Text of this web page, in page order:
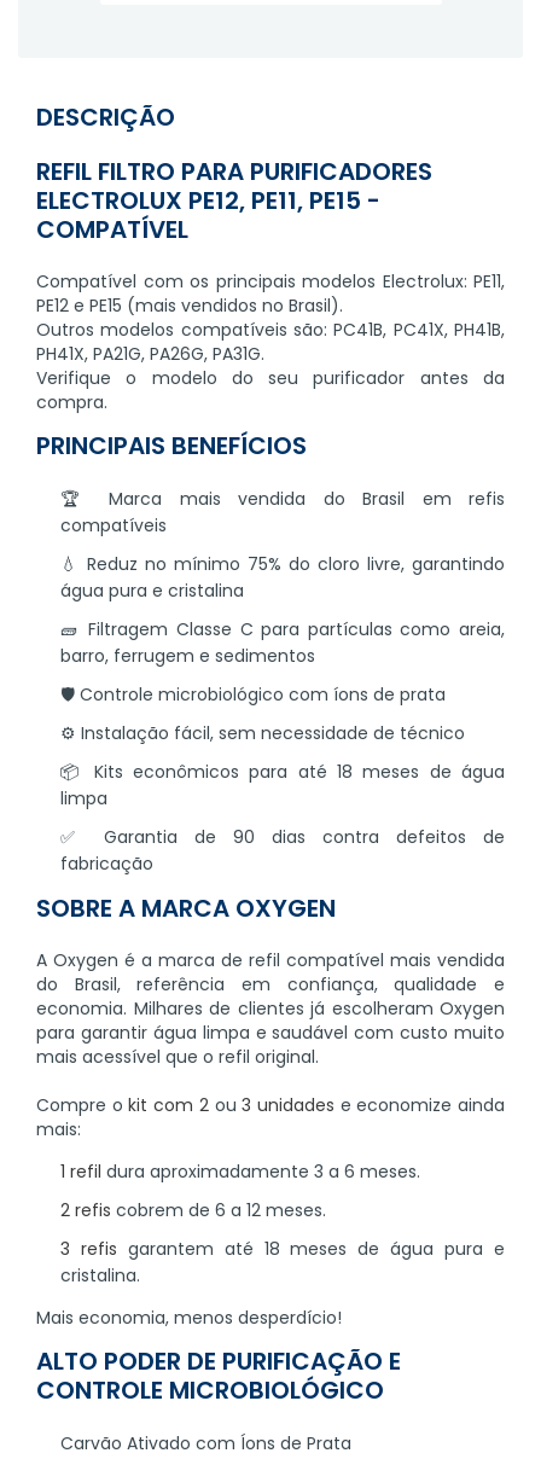
DESCRIÇÃO
REFIL FILTRO PARA PURIFICADORES
ELECTROLUX PE12, PE11, PE15 -
COMPATÍVEL
Compatível com os principais modelos Electrolux: PE11,
PE12 e PE15 (mais vendidos no Brasil).
Outros modelos compatíveis são: PC41B, PC41X, PH41B,
PH41X, PA21G, PA26G, PA31G.
Verifique o modelo do seu purificador antes da
compra.
PRINCIPAIS BENEFÍCIOS
🏆 Marca mais vendida do Brasil em refis
compatíveis
💧 Reduz no mínimo 75% do cloro livre, garantindo
água pura e cristalina
🧱 Filtragem Classe C para partículas como areia,
barro, ferrugem e sedimentos
🛡️ Controle microbiológico com íons de prata
⚙️ Instalação fácil, sem necessidade de técnico
📦 Kits econômicos para até 18 meses de água
limpa
✅ Garantia de 90 dias contra defeitos de
fabricação
SOBRE A MARCA OXYGEN
A Oxygen é a marca de refil compatível mais vendida
do Brasil, referência em confiança, qualidade e
economia. Milhares de clientes já escolheram Oxygen
para garantir água limpa e saudável com custo muito
mais acessível que o refil original.
Compre okit com 2 ou 3 unidades e economize ainda
mais:
1 refil dura aproximadamente 3 a 6 meses.
2 refis cobrem de 6 a 12 meses.
3 refis garantem até 18 meses de água pura e
cristalina.
Mais economia, menos desperdício!
ALTO PODER DE PURIFICAÇÃO E
CONTROLE MICROBIOLÓGICO
Carvão Ativado com Íons de Prata